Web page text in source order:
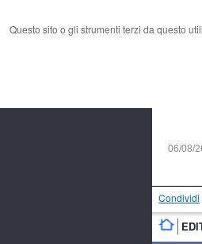
Questo sito o gli strumenti terzi da questo
06/08/
Condividi